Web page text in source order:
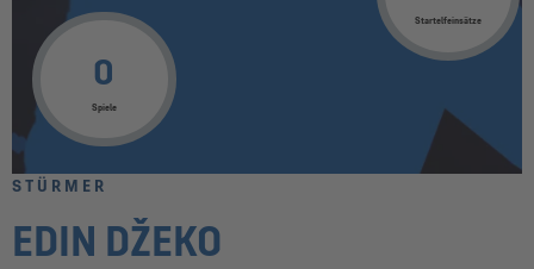
0
Spiele
Startelfeinsätze
STÜRMER
EDIN DŽEKO